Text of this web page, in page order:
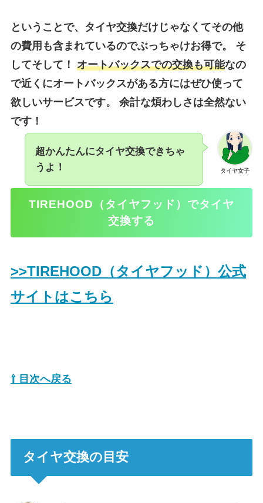
ということで、タイヤ交換だけじゃなくてその他
の費用も含まれているのでぶっちゃけお得で。
そ
してそして！ オートバックスでの交換も可能なの
で近くにオートバックスがある方にはぜひ使って
欲しいサービスです。 余計な煩わしさは全然ない
です！
タイヤ女子
超かんたんにタイヤ交換できちゃ
うよ！
TIREHOOD（タイヤフッド）でタイヤ
交換する
>>TIREHOOD（タイヤフッド）公式
サイトはこちら
⇧ 目次へ戻る
タイヤ交換の目安